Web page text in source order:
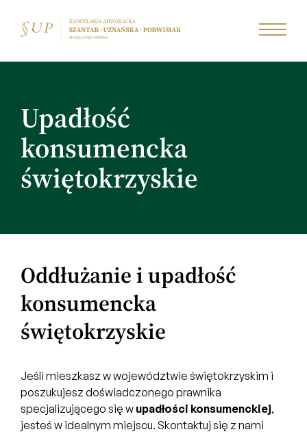
Upadłość
konsumencka
świętokrzyskie
Oddłużanie i upadłość
konsumencka
świętokrzyskie
Jeśli mieszkasz w województwie świętokrzyskim i
poszukujesz doświadczonego prawnika
specjalizującego się w upadłości konsumenckiej,
jesteś w idealnym miejscu. Skontaktuj się z nami